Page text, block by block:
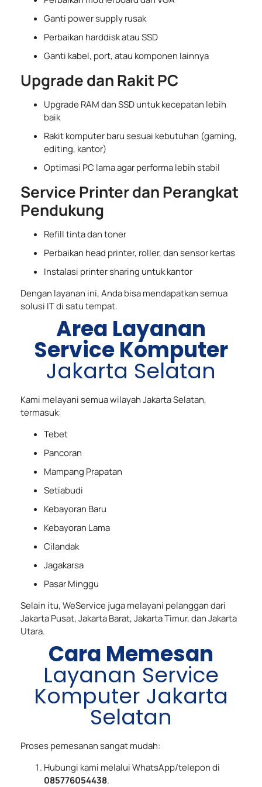
Ganti power supply rusak
Perbaikan harddisk atau SSD
Ganti kabel, port, atau komponen lainnya
Upgrade dan Rakit PC
Upgrade RAM dan SSD untuk kecepatan lebih
baik
Rakit komputer baru sesuai kebutuhan (gaming,
editing, kantor)
Optimasi PC lama agar performa lebih stabil
Service Printer dan Perangkat
Pendukung
Refill tinta dan toner
Perbaikan head printer, roller, dan sensor kertas
Instalasi printer sharing untuk kantor
Dengan layanan ini, Anda bisa mendapatkan semua
solusi IT di satu tempat.
Area Layanan
Service Komputer
Jakarta Selatan
Kami melayani semua wilayah Jakarta Selatan,
termasuk:
Tebet
Pancoran
Mampang Prapatan
Setiabudi
Kebayoran Baru
Kebayoran Lama
Cilandak
Jagakarsa
Pasar Minggu
Selain itu, WeService juga melayani pelanggan dari
Jakarta Pusat, Jakarta Barat, Jakarta Timur, dan Jakarta
Utara.
Cara Memesan
Layanan Service
Komputer Jakarta
Selatan
Proses pemesanan sangat mudah:
Hubungi kami melalui WhatsApp/telepon di
085776054438.